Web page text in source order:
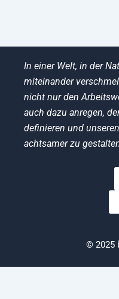
In einer Welt, in der
miteinander
nicht nur den
auch dazu anregen,
definieren und
achtsamer zu
© 2025